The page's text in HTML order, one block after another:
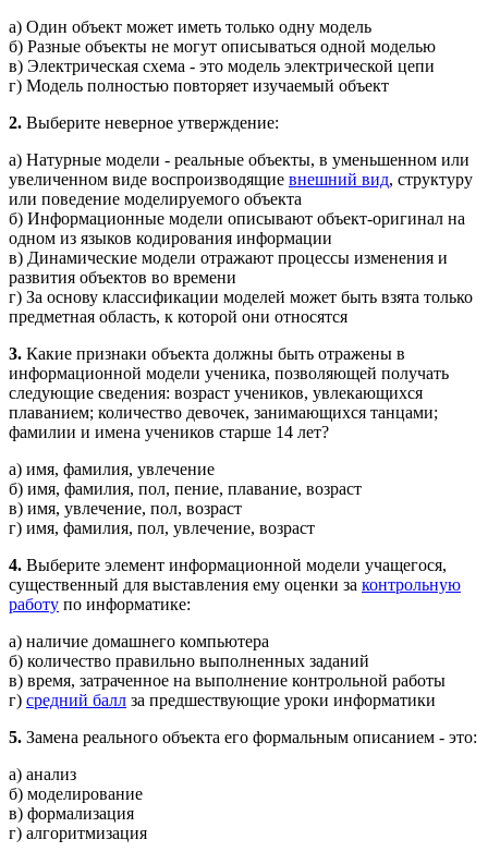
а) Один объект может иметь только одну модель
б) Разные объекты не могут описываться одной моделью
в) Электрическая схема - это модель электрической цепи
г) Модель полностью повторяет изучаемый объект
2. Выберите неверное утверждение:
а) Натурные модели - реальные объекты, в уменьшенном или
увеличенном виде воспроизводящие внешний вид, структуру
или поведение моделируемого объекта
б) Информационные модели описывают объект-оригинал на
одном из языков кодирования информации
в) Динамические модели отражают процессы изменения и
развития объектов во времени
г) За основу классификации моделей может быть взята только
предметная область, к которой они относятся
3. Какие признаки объекта должны быть отражены в
информационной модели ученика, позволяющей получать
следующие сведения: возраст учеников, увлекающихся
плаванием; количество девочек, занимающихся танцами;
фамилии и имена учеников старше 14 лет?
а) имя, фамилия, увлечение
б) имя, фамилия, пол, пение, плавание, возраст
в) имя, увлечение, пол, возраст
г) имя, фамилия, пол, увлечение, возраст
4. Выберите элемент информационной модели учащегося,
существенный для выставления ему оценки за контрольную
работу по информатике:
а) наличие домашнего компьютера
б) количество правильно выполненных заданий
в) время, затраченное на выполнение контрольной работы
г) средний балл за предшествующие уроки информатики
5. Замена реального объекта его формальным описанием - это:
а) анализ
б) моделирование
в) формализация
г) алгоритмизация